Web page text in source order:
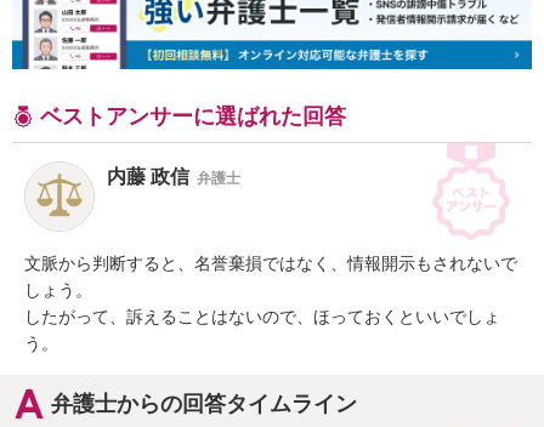
ベストアンサーに選ばれた回答
内藤 政信 弁護士
文脈から判断すると、名誉棄損ではなく、情報開示もされないで
しょう。
したがって、訴えることはないので、ほっておくといいでしょ
う。
弁護士からの回答タイムライン